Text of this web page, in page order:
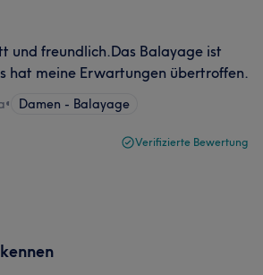
und freundlich.Das Balayage ist
hat meine Erwartungen übertroffen.
• Damen - Balayage
Verifizierte Bewertung